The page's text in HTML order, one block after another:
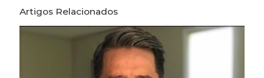
Artigos Relacionados